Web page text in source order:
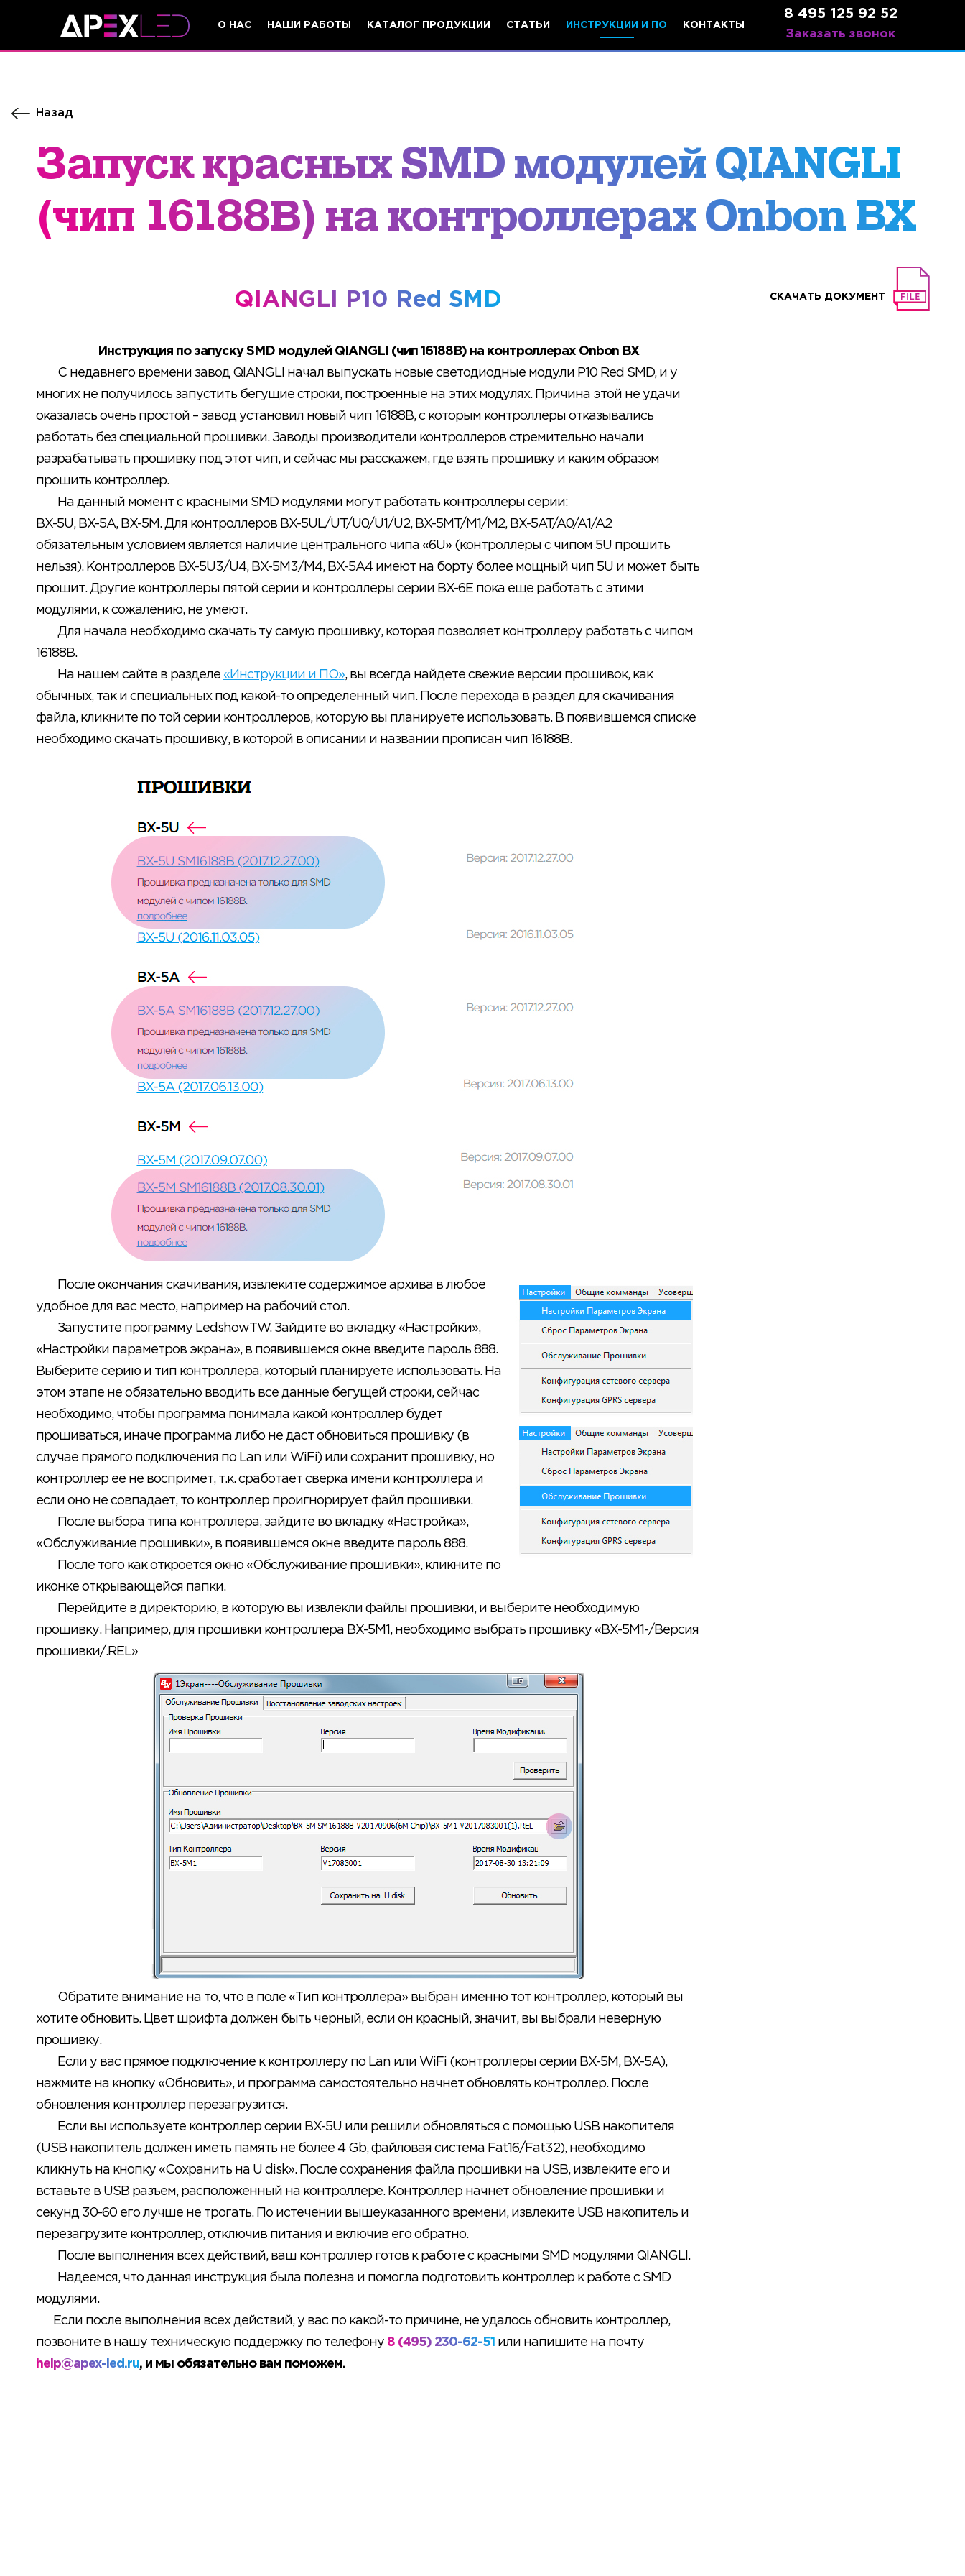
О НАС НАШИ РАБОТЫ КАТАЛОГ ПРОДУКЦИИ СТАТЬИ ИНСТРУКЦИИ И ПО КОНТАКТЫ
8 495 125 92 52
Заказать звонок
Назад
Запуск красных SMD модулей QIANGLI
(чип 16188В) на контроллерах Onbon BX
QIANGLI P10 Red SMD
Инструкция по запуску SMD модулей QIANGLI (чип 16188В) на контроллерах Onbon BX
С недавнего времени завод QIANGLI начал выпускать новые светодиодные модули P10 Red SMD, и у
многих не получилось запустить бегущие строки, построенные на этих модулях. Причина этой не удачи
оказалась очень простой – завод установил новый чип 16188B, с которым контроллеры отказывались
работать без специальной прошивки. Заводы производители контроллеров стремительно начали
разрабатывать прошивку под этот чип, и сейчас мы расскажем, где взять прошивку и каким образом
прошить контроллер.
На данный момент с красными SMD модулями могут работать контроллеры серии:
BX-5U, BX-5A, BX-5M. Для контроллеров BX-5UL/UT/U0/U1/U2, BX-5MT/M1/M2, BX-5AT/A0/A1/A2
обязательным условием является наличие центрального чипа «6U» (контроллеры с чипом 5U прошить
нельзя). Контроллеров BX-5U3/U4, BX-5M3/M4, BX-5A4 имеют на борту более мощный чип 5U и может быть
прошит. Другие контроллеры пятой серии и контроллеры серии BX-6E пока еще работать с этими
модулями, к сожалению, не умеют.
Для начала необходимо скачать ту самую прошивку, которая позволяет контроллеру работать с чипом
16188B.
На нашем сайте в разделе «Инструкции и ПО», вы всегда найдете свежие версии прошивок, как
обычных, так и специальных под какой-то определенный чип. После перехода в раздел для скачивания
файла, кликните по той серии контроллеров, которую вы планируете использовать. В появившемся списке
необходимо скачать прошивку, в которой в описании и названии прописан чип 16188B.
После окончания скачивания, извлеките содержимое архива в любое
удобное для вас место, например на рабочий стол.
Запустите программу LedshowTW. Зайдите во вкладку «Настройки»,
«Настройки параметров экрана», в появившемся окне введите пароль 888.
Выберите серию и тип контроллера, который планируете использовать. На
этом этапе не обязательно вводить все данные бегущей строки, сейчас
необходимо, чтобы программа понимала какой контроллер будет
прошиваться, иначе программа либо не даст обновиться прошивку (в
случае прямого подключения по Lan или WiFi) или сохранит прошивку, но
контроллер ее не воспримет, т.к. сработает сверка имени контроллера и
если оно не совпадает, то контроллер проигнорирует файл прошивки.
После выбора типа контроллера, зайдите во вкладку «Настройка»,
«Обслуживание прошивки», в появившемся окне введите пароль 888.
После того как откроется окно «Обслуживание прошивки», кликните по
иконке открывающейся папки.
Перейдите в директорию, в которую вы извлекли файлы прошивки, и выберите необходимую
прошивку. Например, для прошивки контроллера BX-5M1, необходимо выбрать прошивку «BX-5M1-/Версия
прошивки/.REL»
Обратите внимание на то, что в поле «Тип контроллера» выбран именно тот контроллер, который вы
хотите обновить. Цвет шрифта должен быть черный, если он красный, значит, вы выбрали неверную
прошивку.
Если у вас прямое подключение к контроллеру по Lan или WiFi (контроллеры серии BX-5M, BX-5A),
нажмите на кнопку «Обновить», и программа самостоятельно начнет обновлять контроллер. После
обновления контроллер перезагрузится.
Если вы используете контроллер серии BX-5U или решили обновляться с помощью USB накопителя
(USB накопитель должен иметь память не более 4 Gb, файловая система Fat16/Fat32), необходимо
кликнуть на кнопку «Сохранить на U disk». После сохранения файла прошивки на USB, извлеките его и
вставьте в USB разъем, расположенный на контроллере. Контроллер начнет обновление прошивки и
секунд 30-60 его лучше не трогать. По истечении вышеуказанного времени, извлеките USB накопитель и
перезагрузите контроллер, отключив питания и включив его обратно.
После выполнения всех действий, ваш контроллер готов к работе с красными SMD модулями QIANGLI.
Надеемся, что данная инструкция была полезна и помогла подготовить контроллер к работе с SMD
модулями.
Если после выполнения всех действий, у вас по какой-то причине, не удалось обновить контроллер,
позвоните в нашу техническую поддержку по телефону 8 (495) 230-62-51 или напишите на почту
help@apex-led.ru, и мы обязательно вам поможем.
СКАЧАТЬ ДОКУМЕНТ